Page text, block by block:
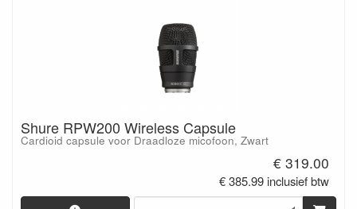
Shure RPW200 Wireless Capsule
Cardioid capsule voor Draadloze micofoon, Zwart
€ 319.00
€ 385.99 inclusief btw